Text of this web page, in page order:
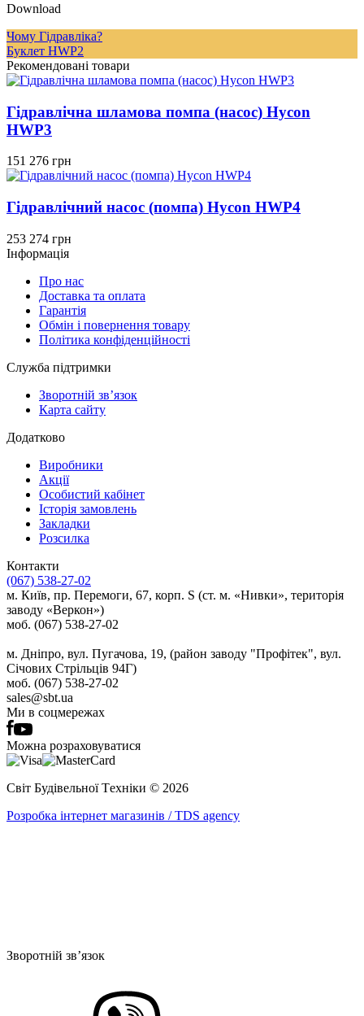
Download
Чому Гідравліка?
Буклет HWP2
Рекомендовані товари
Гідравлічна шламова помпа (насос) Hycon
HWP3
151 276 грн
Гідравлічний насос (помпа) Hycon HWP4
253 274 грн
Інформація
Про нас
Доставка та оплата
Гарантія
Обмін і повернення товару
Політика конфіденційності
Служба підтримки
Зворотній зв’язок
Карта сайту
Додатково
Виробники
Акції
Особистий кабінет
Історія замовлень
Закладки
Розсилка
Контакти
(067) 538-27-02
м. Київ, пр. Перемоги, 67, корп. S (ст. м. «Нивки», територія
заводу «Веркон»)
моб. (067) 538-27-02
м. Дніпро, вул. Пугачова, 19, (район заводу "Профітек", вул.
Січових Стрільців 94Г)
моб. (067) 538-27-02
sales@sbt.ua
Ми в соцмережах
Можна розраховуватися
Світ Будівельної Tехніки © 2026
Розробка інтернет магазинів / TDS agency
Зворотній зв’язок